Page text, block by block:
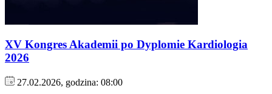
XV Kongres Akademii po Dyplomie Kardiologia
2026
27.02.2026, godzina: 08:00